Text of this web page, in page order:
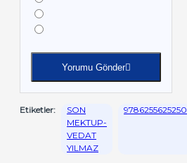
Yorumu Gönder
Etiketler:
SON
MEKTUP-
VEDAT
YILMAZ
9786255625250